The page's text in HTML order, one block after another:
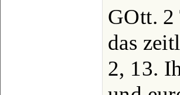
GOtt.
das
2, 13.